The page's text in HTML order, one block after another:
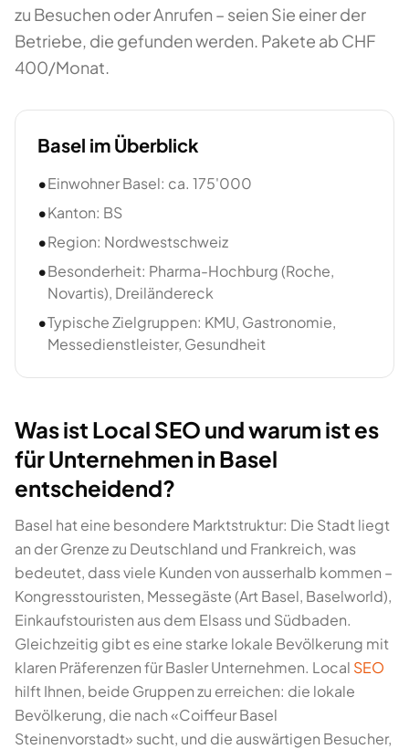
zu Besuchen oder Anrufen – seien Sie einer der
Betriebe, die gefunden werden. Pakete ab CHF
400/Monat.
Basel im Überblick
•Einwohner Basel: ca. 175'000
•Kanton: BS
•Region: Nordwestschweiz
•Besonderheit: Pharma-Hochburg (Roche,
Novartis), Dreiländereck
•Typische Zielgruppen: KMU, Gastronomie,
Messedienstleister, Gesundheit
Was ist Local SEO und warum ist es
für Unternehmen in Basel
entscheidend?
Basel hat eine besondere Marktstruktur: Die Stadt liegt
an der Grenze zu Deutschland und Frankreich, was
bedeutet, dass viele Kunden von ausserhalb kommen –
Kongresstouristen, Messegäste (Art Basel, Baselworld),
Einkaufstouristen aus dem Elsass und Südbaden.
Gleichzeitig gibt es eine starke lokale Bevölkerung mit
klaren Präferenzen für Basler Unternehmen. Local SEO
hilft Ihnen, beide Gruppen zu erreichen: die lokale
Bevölkerung, die nach «Coiffeur Basel
Steinenvorstadt» sucht, und die auswärtigen Besucher,